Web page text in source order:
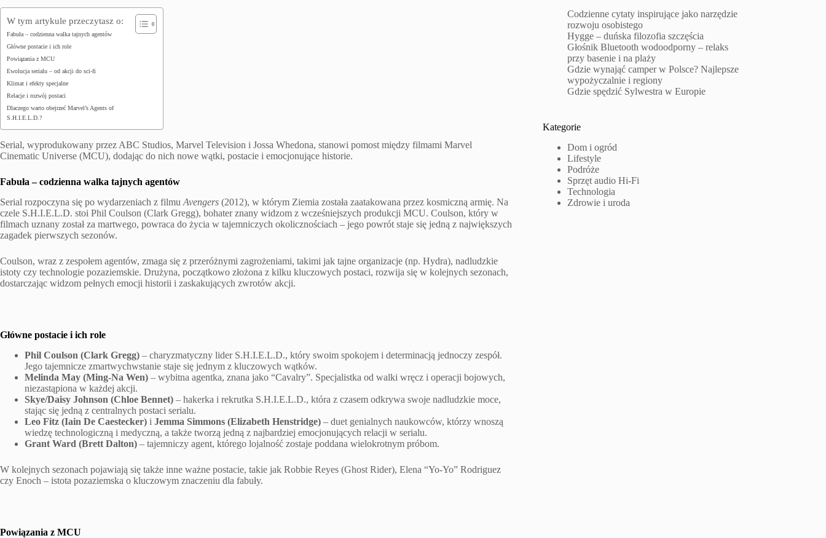
W tym artykule przeczytasz o:
Fabuła – codzienna walka tajnych agentów
Główne postacie i ich role
Powiązania z MCU
Ewolucja serialu – od akcji do sci-fi
Klimat i efekty specjalne
Relacje i rozwój postaci
Dlaczego warto obejrzeć Marvel’s Agents of
S.H.I.E.L.D.?
Serial, wyprodukowany przez ABC Studios, Marvel Television i Jossa Whedona, stanowi pomost między filmami Marvel
Cinematic Universe (MCU), dodając do nich nowe wątki, postacie i emocjonujące historie.
Fabuła – codzienna walka tajnych agentów
Serial rozpoczyna się po wydarzeniach z filmu Avengers (2012), w którym Ziemia została zaatakowana przez kosmiczną armię. Na
czele S.H.I.E.L.D. stoi Phil Coulson (Clark Gregg), bohater znany widzom z wcześniejszych produkcji MCU. Coulson, który w
filmach uznany został za martwego, powraca do życia w tajemniczych okolicznościach – jego powrót staje się jedną z największych
zagadek pierwszych sezonów.
Coulson, wraz z zespołem agentów, zmaga się z przeróżnymi zagrożeniami, takimi jak tajne organizacje (np. Hydra), nadludzkie
istoty czy technologie pozaziemskie. Drużyna, początkowo złożona z kilku kluczowych postaci, rozwija się w kolejnych sezonach,
dostarczając widzom pełnych emocji historii i zaskakujących zwrotów akcji.
Główne postacie i ich role
Phil Coulson (Clark Gregg) – charyzmatyczny lider S.H.I.E.L.D., który swoim spokojem i determinacją jednoczy zespół.
Jego tajemnicze zmartwychwstanie staje się jednym z kluczowych wątków.
Melinda May (Ming-Na Wen) – wybitna agentka, znana jako “Cavalry”. Specjalistka od walki wręcz i operacji bojowych,
niezastąpiona w każdej akcji.
Skye/Daisy Johnson (Chloe Bennet) – hakerka i rekrutka S.H.I.E.L.D., która z czasem odkrywa swoje nadludzkie moce,
stając się jedną z centralnych postaci serialu.
Leo Fitz (Iain De Caestecker) i Jemma Simmons (Elizabeth Henstridge) – duet genialnych naukowców, którzy wnoszą
wiedzę technologiczną i medyczną, a także tworzą jedną z najbardziej emocjonujących relacji w serialu.
Grant Ward (Brett Dalton) – tajemniczy agent, którego lojalność zostaje poddana wielokrotnym próbom.
W kolejnych sezonach pojawiają się także inne ważne postacie, takie jak Robbie Reyes (Ghost Rider), Elena “Yo-Yo” Rodriguez
czy Enoch – istota pozaziemska o kluczowym znaczeniu dla fabuły.
Powiązania z MCU
Codzienne cytaty inspirujące jako narzędzie
rozwoju osobistego
Hygge – duńska filozofia szczęścia
Głośnik Bluetooth wodoodporny – relaks
przy basenie i na plaży
Gdzie wynająć camper w Polsce? Najlepsze
wypożyczalnie i regiony
Gdzie spędzić Sylwestra w Europie
Kategorie
Dom i ogród
Lifestyle
Podróże
Sprzęt audio Hi-Fi
Technologia
Zdrowie i uroda